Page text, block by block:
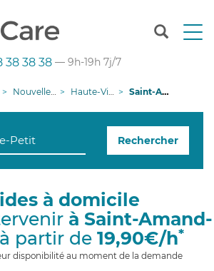
T
n
g
i
38 38 38 — 9h-19h 7j/7
Nouvelle-Aquitaine Haute-Vienne Saint-Amand-le-Petit
Rechercher
à domicile
à Saint-Amand-
à partir de 19,90€/h*
disponibilité au moment de la demande